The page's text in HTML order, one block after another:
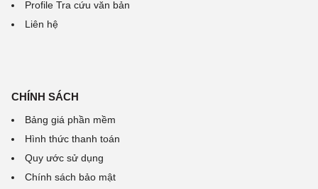
Profile Tra cứu văn bản
Liên hệ
CHÍNH SÁCH
Bảng giá phần mềm
Hình thức thanh toán
Quy ước sử dụng
Chính sách bảo mật